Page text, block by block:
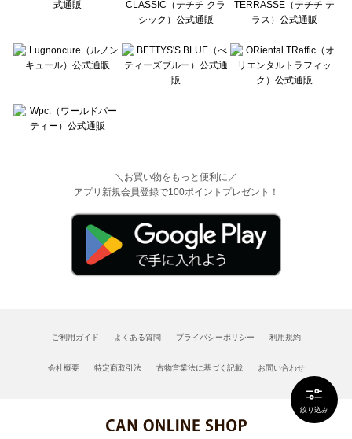
絞り込み
＼お買い物をもっと便利に／
アプリ新規会員登録で100ポイントプレゼント！
ご利用ガイド よくある質問 プライバシーポリシー 利用規約
会社概要 特定商取引法 古物営業法に基づく記載 お問い合わせ